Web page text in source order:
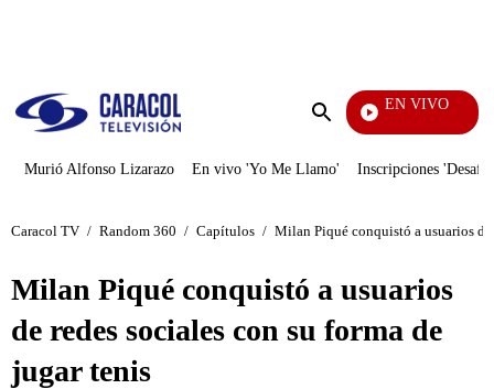
Enviar
EN VIVO
Día A Día
Murió Alfonso Lizarazo En vivo 'Yo Me Llamo' Inscripciones
Caracol TV / Random 360 / Capítulos / Milan Piqué conquistó a usuarios
Milan Piqué conquistó a usuarios
de redes sociales con su forma de
jugar tenis